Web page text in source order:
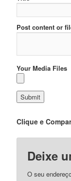
Post content or
Your Media Files
Clique e
Deixe
O seu